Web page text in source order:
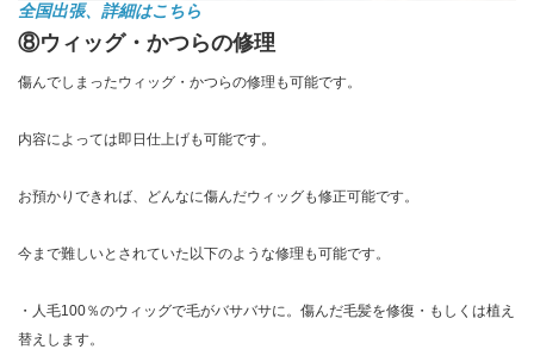
全国出張、詳細はこちら
⑧ウィッグ・かつらの修理
傷んでしまったウィッグ・かつらの修理も可能です。
内容によっては即日仕上げも可能です。
お預かりできれば、どんなに傷んだウィッグも修正可能です。
今まで難しいとされていた以下のような修理も可能です。
・人毛100％のウィッグで毛がバサバサに。傷んだ毛髪を修復・もしくは植え
替えします。